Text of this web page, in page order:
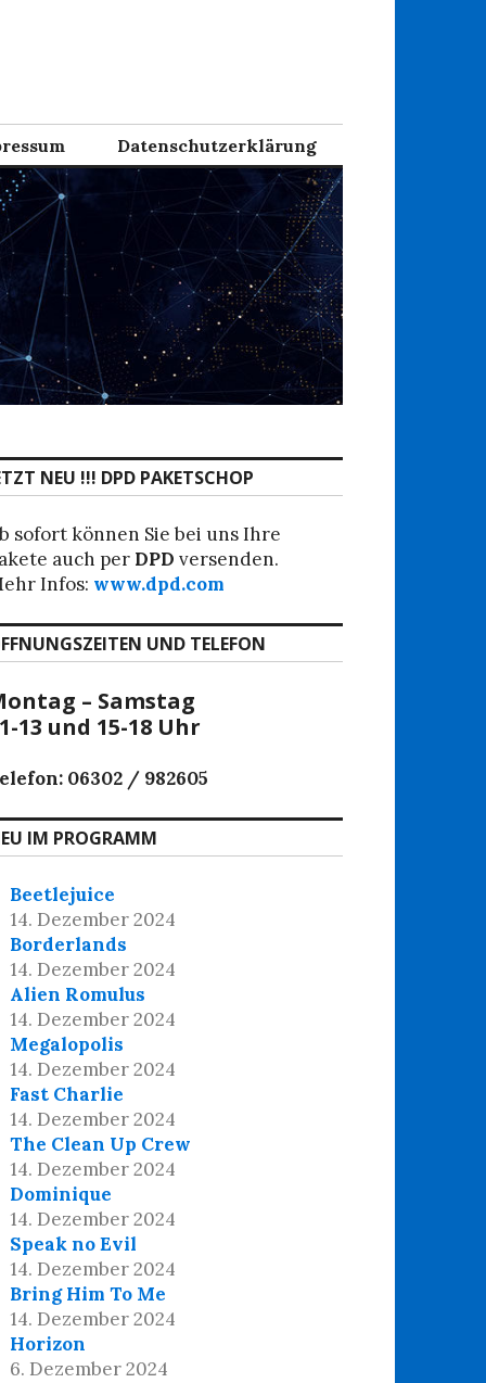
Datenschutzerklärung
NEU !!! DPD PAKETSCHOP
sofort können Sie bei uns Ihre
auch per DPD versenden.
Infos: www.dpd.com
UND TELEFON
– Samstag
13 und 15-18 Uhr
06302 / 982605
IM PROGRAMM
Beetlejuice
14. Dezember 2024
Borderlands
14. Dezember 2024
Alien Romulus
14. Dezember 2024
Megalopolis
14. Dezember 2024
Fast Charlie
14. Dezember 2024
The Clean Up Crew
14. Dezember 2024
Dominique
14. Dezember 2024
Speak no Evil
14. Dezember 2024
Bring Him To Me
14. Dezember 2024
Horizon
6. Dezember 2024